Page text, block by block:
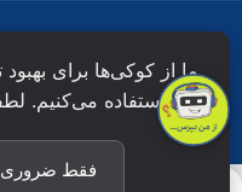
دانش
ما از کوکی‌ها برای
استفاده می‌کنیم.
فقط ضروری